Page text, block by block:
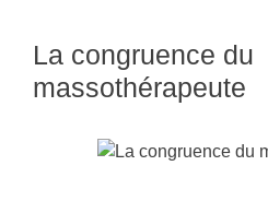
La congruence du
massothérapeute